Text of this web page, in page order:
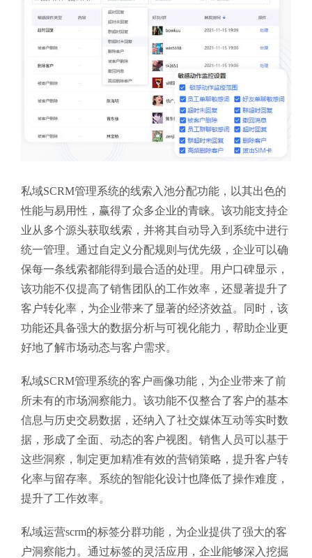
私域SCRM管理系统的线索入池分配功能，以其出色的
性能与易用性，赢得了众多企业的青睐。该功能支持企
业从多个源头获取线索，并将其自动导入到系统中进行
统一管理。通过自定义分配规则与优先级，企业可以确
保每一条线索都能得到最合适的处理。用户口碑显示，
该功能不仅提高了销售团队的工作效率，还显著提升了
客户转化率，为企业带来了显著的经济效益。同时，该
功能还具备强大的数据分析与可视化能力，帮助企业更
好地了解市场动态与客户需求。
私域SCRM管理系统的客户画像功能，为企业带来了前
所未有的市场洞察能力。该功能不仅整合了客户的基本
信息与历史交易数据，还纳入了社交媒体互动等实时数
据，形成了全面、动态的客户视图。销售人员可以基于
这些洞察，制定更加精准有效的营销策略，提升客户转
化率与留存率。系统的智能化设计也降低了操作难度，
提升了工作效率。
私域运营scrm的标签分群功能，为企业提供了强大的客
户洞察能力。通过标签的灵活应用，企业能够深入挖掘